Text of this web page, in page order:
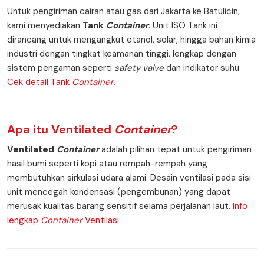
Untuk pengiriman cairan atau gas dari Jakarta ke Batulicin,
kami menyediakan Tank Container. Unit ISO Tank ini
dirancang untuk mengangkut etanol, solar, hingga bahan kimia
industri dengan tingkat keamanan tinggi, lengkap dengan
sistem pengaman seperti safety valve dan indikator suhu.
Cek detail Tank Container.
Apa itu Ventilated Container?
Ventilated Containeradalah pilihan tepat untuk pengiriman
hasil bumi seperti kopi atau rempah-rempah yang
membutuhkan sirkulasi udara alami. Desain ventilasi pada sisi
unit mencegah kondensasi (pengembunan) yang dapat
merusak kualitas barang sensitif selama perjalanan laut. Info
lengkap ContainerVentilasi.